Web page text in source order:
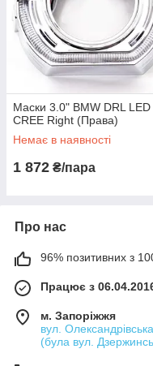
Маски 3.0" BMW DRL LED
CREE Right (Права)
Немає в наявності
1 872 ₴/пара
Про нас
96% позитивних з 100
Працює з
м. Запоріжжя
вул.
(була вул.